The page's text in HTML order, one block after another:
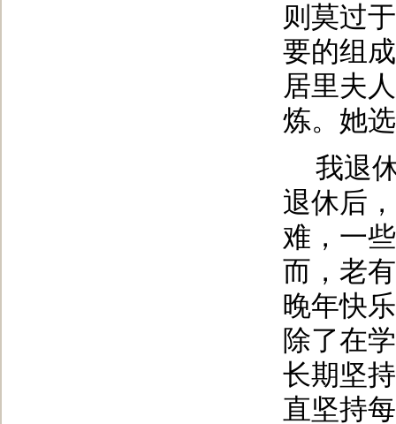
则莫过
要的组
居里夫
炼。她
我退
退休后
难，一
而，老
晚年快
除了在
长期坚
直坚持